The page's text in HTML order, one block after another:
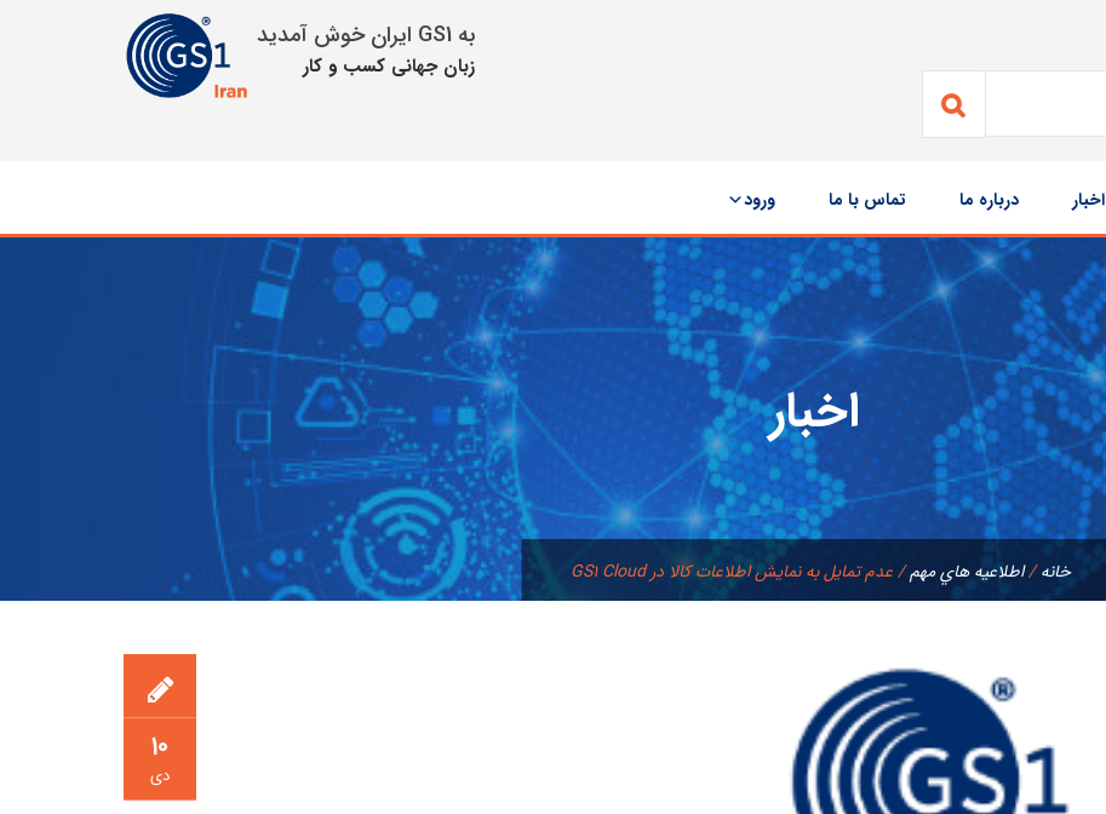
به GS1 ایران خوش آمدید
زبان جهانی كسب و كار
اخبار درباره ما تماس با ما ورود
اخبار
خانه/اطلاعيه هاي مهم/عدم تمایل به نمایش اطلاعات کالا در GS1 Cloud
۱۰
دی